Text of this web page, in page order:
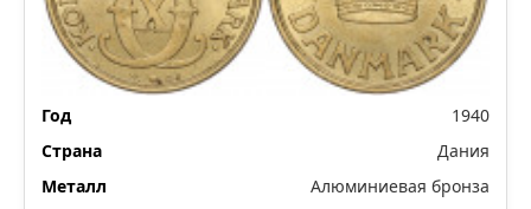
1940
Дания
Алюминиевая бронза